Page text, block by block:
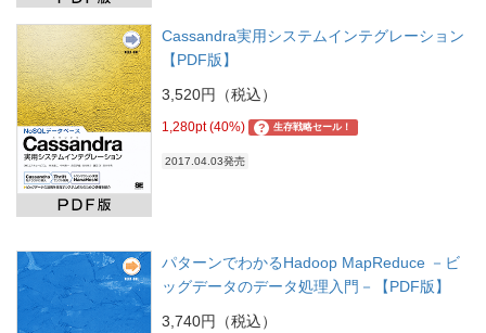
Cassandra実用システムインテグレーション
【PDF版】
3,520円（税込）
1,280pt (40%) ? 生存戦略セール！
2017.04.03発売
パターンでわかるHadoop MapReduce －ビ
ッグデータのデータ処理入門－【PDF版】
3,740円（税込）